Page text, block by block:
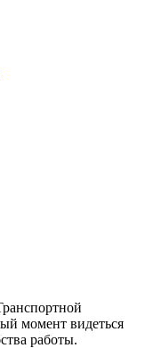
момент видеться
работы.